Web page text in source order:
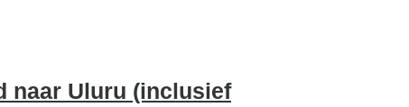
naar Uluru (inclusief